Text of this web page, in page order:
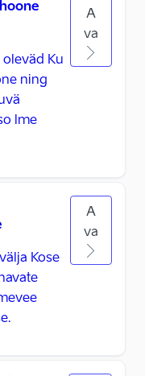
Ku
ning
lme
A
va
Kose
A
va